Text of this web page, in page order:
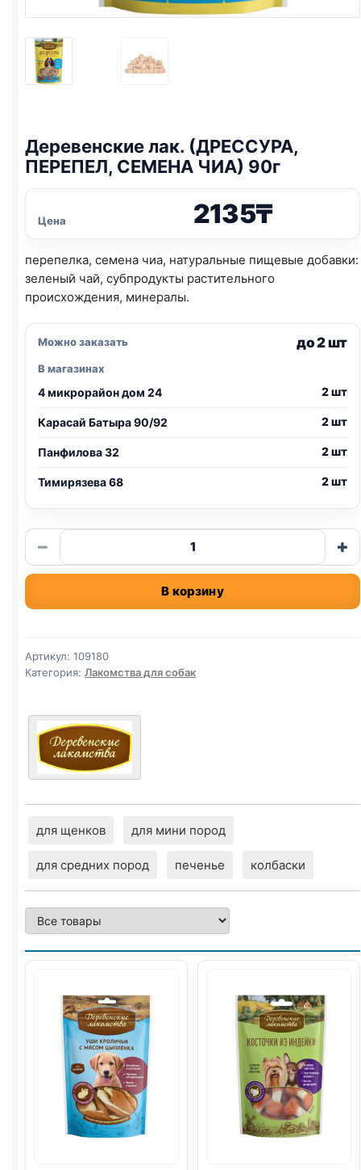
Деревенские лак. (ДРЕССУРА,
ПЕРЕПЕЛ, СЕМЕНА ЧИА) 90г
Цена 2135₸
перепелка, семена чиа, натуральные пищевые добавки:
зеленый чай, субпродукты растительного
происхождения, минералы.
Можно заказать до 2 шт
В магазинах
4 микрорайон дом 24 2 шт
Карасай Батыра 90/92 2 шт
Панфилова 32 2 шт
Тимирязева 68 2 шт
−
Количество
товара
Деревенские
(ДРЕССУРА,
СЕМЕНА
ЧИА)
+
В корзину
Артикул: 109180
Категория: Лакомства для собак
для щенков для мини пород
для средних пород печенье колбаски